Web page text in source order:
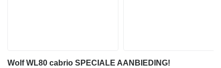
Wolf WL80 cabrio SPECIALE AANBIEDING!